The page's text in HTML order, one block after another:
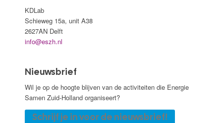
KDLab
Schieweg 15a, unit A38
2627AN Delft
info@eszh.nl
Nieuwsbrief
Wil je op de hoogte blijven van de activiteiten die Energie
Samen Zuid-Holland organiseert?
Schrijf je in voor de nieuwsbrief!